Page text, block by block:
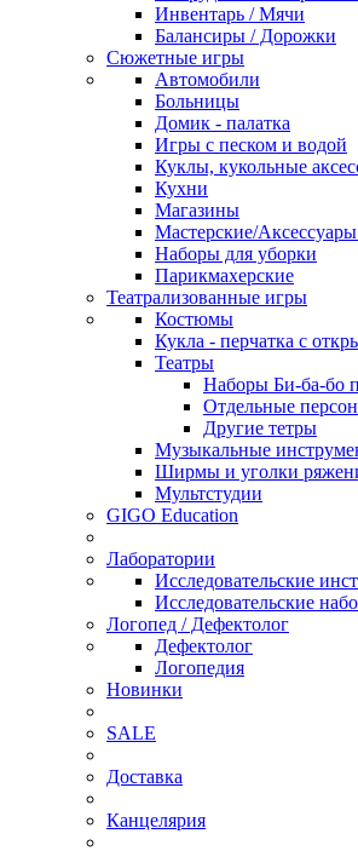
Инвентарь / Мячи
Балансиры / Дорожки
Сюжетные игры
Автомобили
Больницы
Домик - палатка
Игры с песком и водой
Куклы, кукольные
Кухни
Магазины
Мастерские/
Наборы для уборки
Парикмахерские
Театрализованные игры
Костюмы
Кукла - перчатка с
Театры
Наборы Би-ба-бо
Отдельные
Другие тетры
Музыкальные
Ширмы и уголки
Мультстудии
GIGO Education
Лаборатории
Исследовательские
Исследовательские
Логопед / Дефектолог
Дефектолог
Логопедия
Новинки
SALE
Доставка
Канцелярия